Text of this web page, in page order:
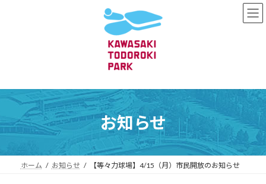
キ
ッ
に
移
お知らせ
ホーム お知らせ 【等々力球場】4/15（月）市民開放のお知らせ